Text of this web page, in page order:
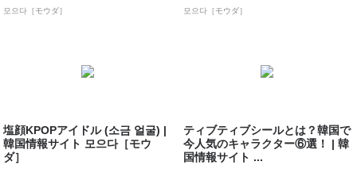
모으다［モウダ］ 모으다［モウダ］
塩顔KPOPアイドル (소금 얼굴) |
韓国情報サイト 모으다［モウ
ダ］
ティブティブシールとは？韓国で
今人気のキャラクター⑥選！ | 韓
国情報サイト ...